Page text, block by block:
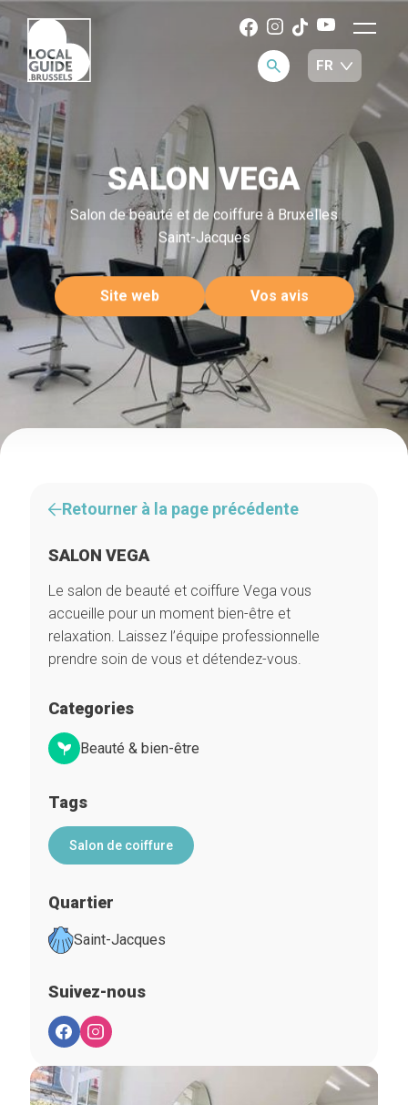
SALON VEGA
Salon de beauté et de coiffure à Bruxelles
Saint-Jacques
Site web Vos avis
Retourner à la page précédente
SALON VEGA
Le salon de beauté et coiffure Vega vous
accueille pour un moment bien-être et
relaxation. Laissez l’équipe professionnelle
prendre soin de vous et détendez-vous.
Categories
Beauté & bien-être
Tags
Salon de coiffure
Quartier
Saint-Jacques
Suivez-nous